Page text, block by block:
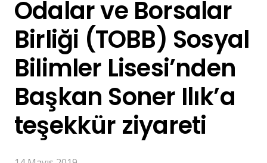
Odalar ve Borsalar
Birliği (TOBB) Sosyal
Bilimler Lisesi’nden
Başkan Soner Ilık’a
teşekkür ziyareti